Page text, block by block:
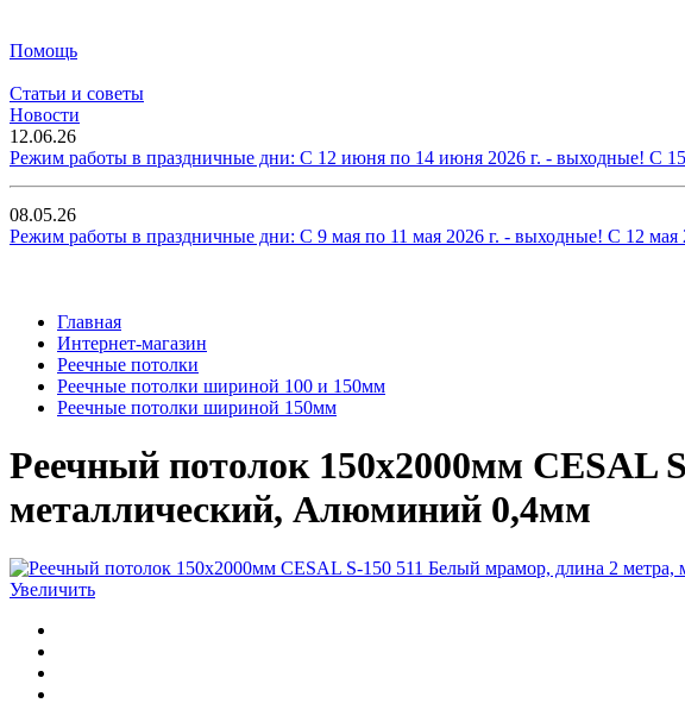
Помощь
Статьи и советы
Новости
12.06.26
Режим работы в праздничные дни: С 12 июня по 14 июня 2026 г. - выходные! С
08.05.26
Режим работы в праздничные дни: С 9 мая по 11 мая 2026 г. - выходные! С 12 мая
Главная
Интернет-магазин
Реечные потолки
Реечные потолки шириной 100 и 150мм
Реечные потолки шириной 150мм
Реечный потолок 150х2000мм CESAL
металлический, Алюминий 0,4мм
Увеличить